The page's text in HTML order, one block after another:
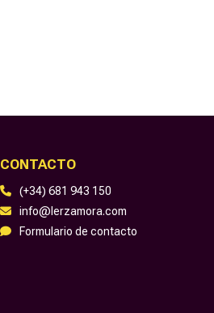
CONTACTO
(+34) 681 943 150
info@lerzamora.com
Formulario de contacto